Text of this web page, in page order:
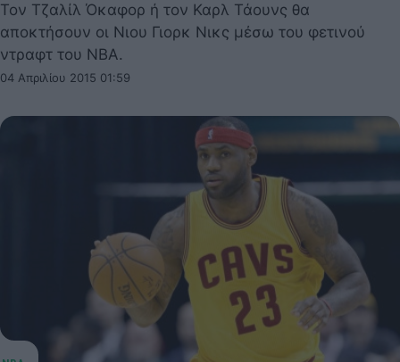
Τον Τζαλίλ Όκαφορ ή τον Καρλ Τάουνς θα
αποκτήσουν οι Νιου Γιορκ Νικς μέσω του φετινού
ντραφτ του NBA.
04 Απριλίου 2015 01:59